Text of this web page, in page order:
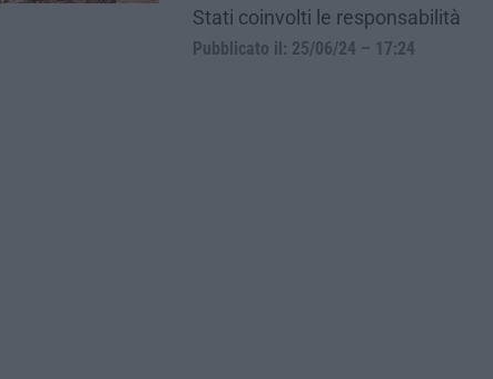
Stati coinvolti le responsabilità
Pubblicato il: 25/06/24 – 17:24